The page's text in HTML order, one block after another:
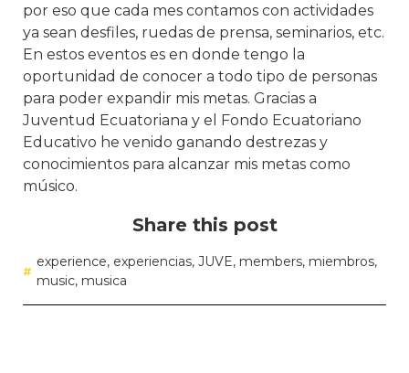
por eso que cada mes contamos con actividades
ya sean desfiles, ruedas de prensa, seminarios, etc.
En estos eventos es en donde tengo la
oportunidad de conocer a todo tipo de personas
para poder expandir mis metas. Gracias a
Juventud Ecuatoriana y el Fondo Ecuatoriano
Educativo he venido ganando destrezas y
conocimientos para alcanzar mis metas como
músico.
Share this post
experience, experiencias, JUVE, members, miembros,
music, musica